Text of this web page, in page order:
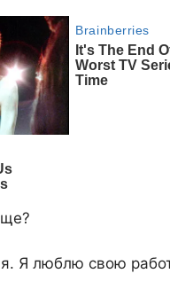
Я люблю свою